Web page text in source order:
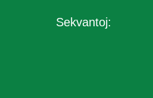
Sekvantoj: